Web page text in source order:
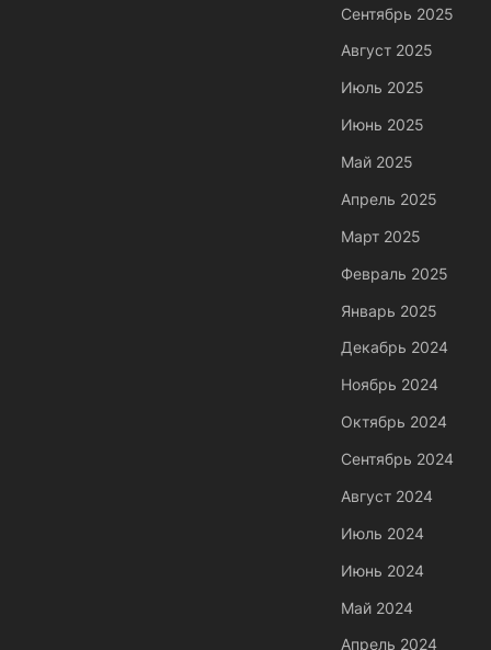
Сентябрь 2025
Август 2025
Июль 2025
Июнь 2025
Май 2025
Апрель 2025
Март 2025
Февраль 2025
Январь 2025
Декабрь 2024
Ноябрь 2024
Октябрь 2024
Сентябрь 2024
Август 2024
Июль 2024
Июнь 2024
Май 2024
Апрель 2024